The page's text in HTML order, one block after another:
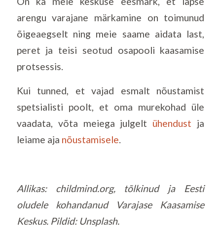
arengu varajane märkamine on toimunud
õigeaegselt ning meie saame aidata last,
peret ja teisi seotud osapooli kaasamise
protsessis.
Kui tunned, et vajad esmalt nõustamist
spetsialisti poolt, et oma murekohad üle
vaadata, võta meiega julgelt ühendust ja
leiame aja nõustamisele.
Allikas: childmind.org, tõlkinud ja Eesti
oludele kohandanud Varajase Kaasamise
Keskus. Pildid: Unsplash.